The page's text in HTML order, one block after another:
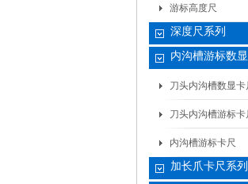
游标高度尺
深度尺系列
内沟槽游标数
刀头内沟槽数显卡
刀头内沟槽游标卡
内沟槽游标卡尺
加长爪卡尺系列